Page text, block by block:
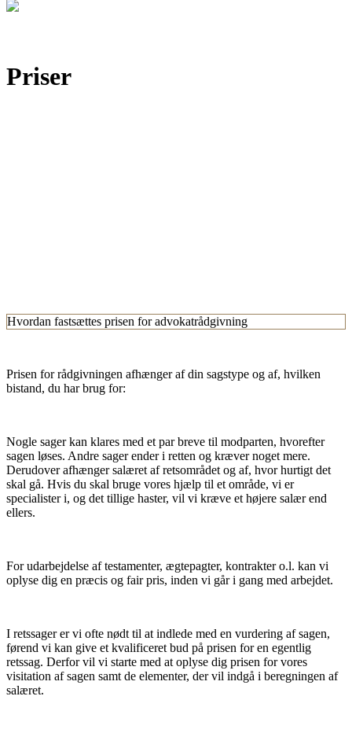
Priser
Hvordan fastsættes prisen for advokatrådgivning
Prisen for rådgivningen afhænger af din sagstype og af, hvilken
bistand, du har brug for:
Nogle sager kan klares med et par breve til modparten, hvorefter
sagen løses. Andre sager ender i retten og kræver noget mere.
Derudover afhænger salæret af retsområdet og af, hvor hurtigt det
skal gå. Hvis du skal bruge vores hjælp til et område, vi er
specialister i, og det tillige haster, vil vi kræve et højere salær end
ellers.
For udarbejdelse af testamenter, ægtepagter, kontrakter o.l. kan vi
oplyse dig en præcis og fair pris, inden vi går i gang med arbejdet.
I retssager er vi ofte nødt til at indlede med en vurdering af sagen,
førend vi kan give et kvalificeret bud på prisen for en egentlig
retssag. Derfor vil vi starte med at oplyse dig prisen for vores
visitation af sagen samt de elementer, der vil indgå i beregningen af
salæret.